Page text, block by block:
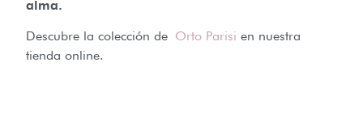
alma.
Descubre la colección de Orto Parisi en nuestra
tienda online.